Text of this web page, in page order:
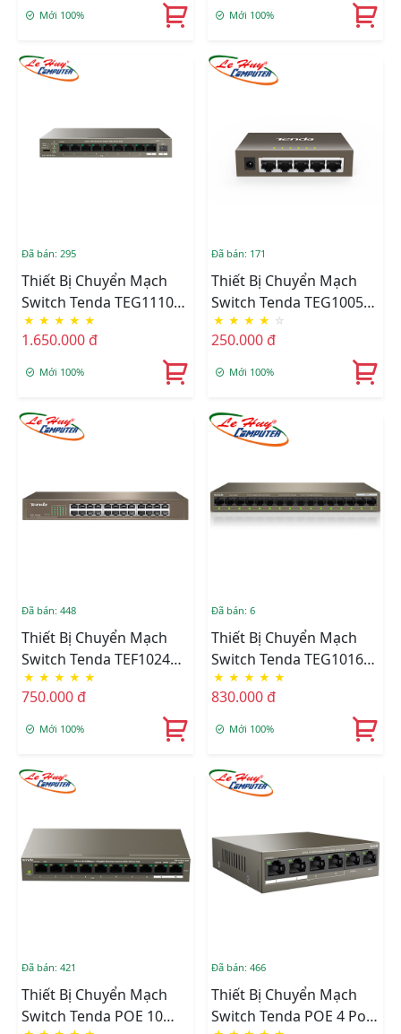
Mới 100% Mới 100%
Đã bán: 295
Thiết Bị Chuyển Mạch
Switch Tenda TEG1110PF
8-Port PoE + 2-Port
Uplink
★ ★ ★ ★ ★
1.650.000 đ
Mới 100%
Đã bán: 171
Thiết Bị Chuyển Mạch
Switch Tenda TEG1005D
5 Port 10/100/1000Mbps
★ ★ ★ ★ ☆
250.000 đ
Mới 100%
Đã bán: 448
Thiết Bị Chuyển Mạch
Switch Tenda TEF1024D
24 Port 10/100Mbps
★ ★ ★ ★ ★
750.000 đ
Mới 100%
Đã bán: 6
Thiết Bị Chuyển Mạch
Switch Tenda TEG1016M
16Port 10/100/1000
Gigabit
★ ★ ★ ★ ★
830.000 đ
Mới 100%
Đã bán: 421
Thiết Bị Chuyển Mạch
Switch Tenda POE 10
Đã bán: 466
Thiết Bị Chuyển Mạch
Switch Tenda POE 4 Port